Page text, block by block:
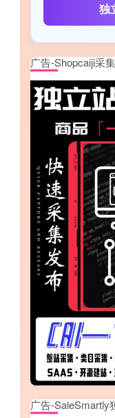
独
广告-Shopcaiji采
广告-SaleSmartly